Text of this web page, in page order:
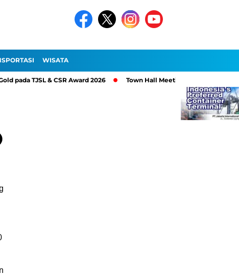
WISATA
TJSL & CSR Award 2026 Town Hall Meeting 2026, PT Pelindo